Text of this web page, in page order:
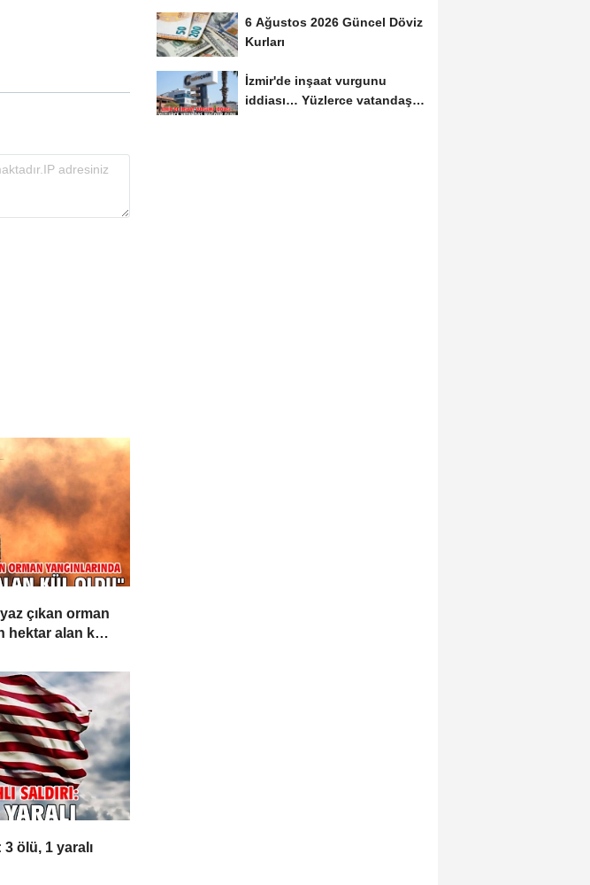
çıkan orman
hektar alan kül
3 ölü, 1 yaralı
6 Ağustos 2026 Güncel Döviz
Kurları
İzmir'de inşaat vurgunu
iddiası… Yüzlerce vatandaş